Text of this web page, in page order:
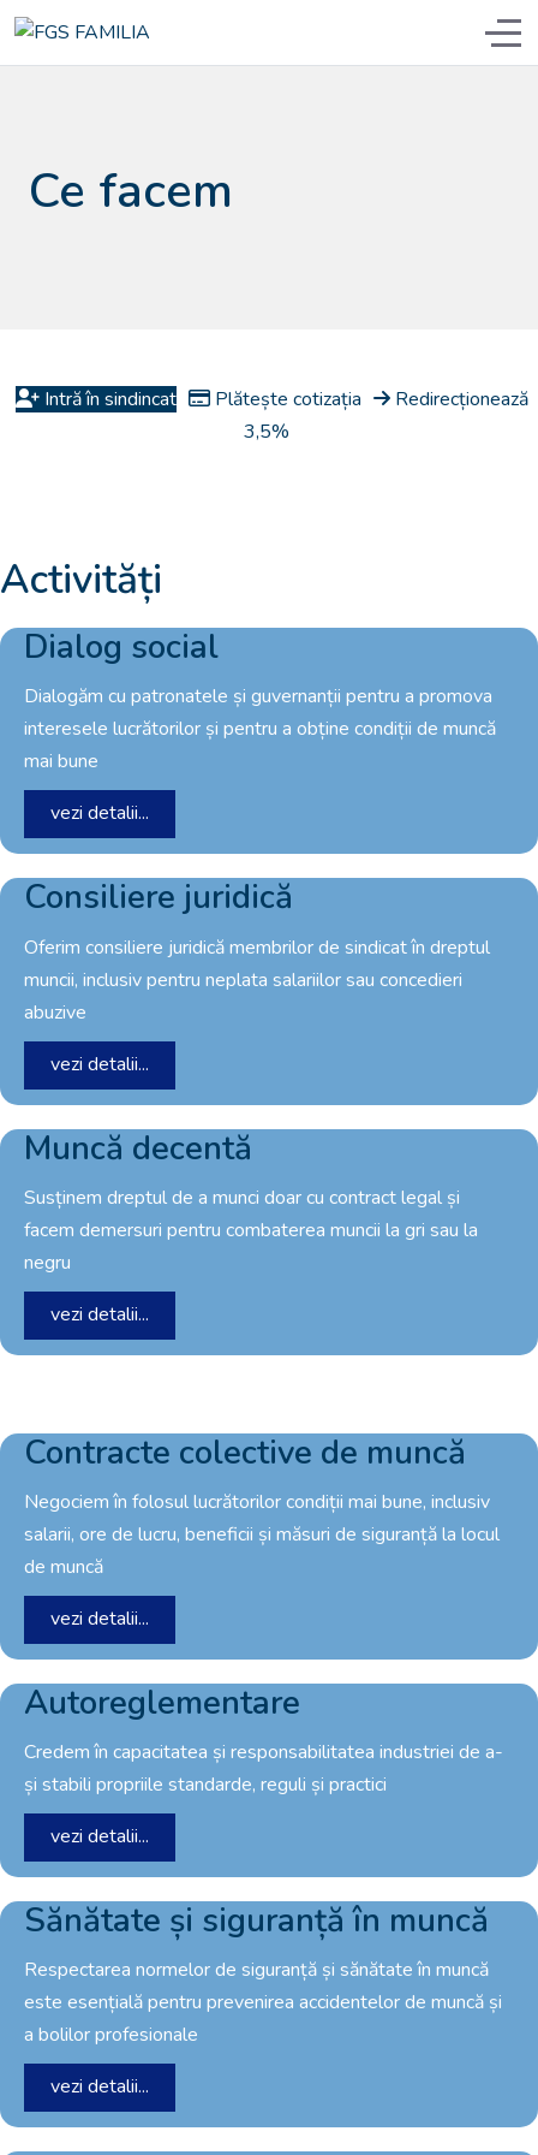
Ce facem
Intră în sindincat Plătește cotizația
Redirecționează
3,5%
Activități
Dialog social
Dialogăm cu patronatele și guvernanții pentru a promova
interesele lucrătorilor și pentru a obține condiții de muncă
mai bune
vezi detalii...
Consiliere juridică
Oferim consiliere juridică membrilor de sindicat în dreptul
muncii, inclusiv pentru neplata salariilor sau concedieri
abuzive
vezi detalii...
Muncă decentă
Susținem dreptul de a munci doar cu contract legal și
facem demersuri pentru combaterea muncii la gri sau la
negru
vezi detalii...
Contracte colective de muncă
Negociem în folosul lucrătorilor condiții mai bune, inclusiv
salarii, ore de lucru, beneficii și măsuri de siguranță la locul
de muncă
vezi detalii...
Autoreglementare
Credem în capacitatea și responsabilitatea industriei de a-
și stabili propriile standarde, reguli și practici
vezi detalii...
Sănătate și siguranță în muncă
Respectarea normelor de siguranță și sănătate în muncă
este esențială pentru prevenirea accidentelor de muncă și
a bolilor profesionale
vezi detalii...